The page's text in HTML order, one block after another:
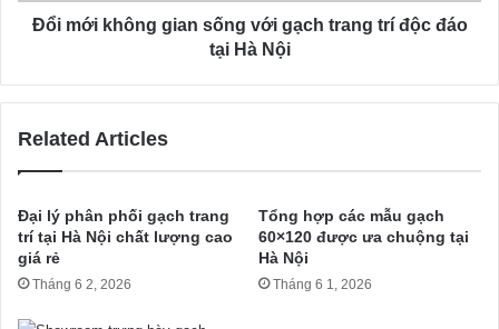
Đổi mới không gian sống với gạch trang trí độc đáo
tại Hà Nội
Related Articles
Đại lý phân phối gạch trang
trí tại Hà Nội chất lượng cao
giá rẻ
Tháng 6 2, 2026
Tổng hợp các mẫu gạch
60×120 được ưa chuộng tại
Hà Nội
Tháng 6 1, 2026